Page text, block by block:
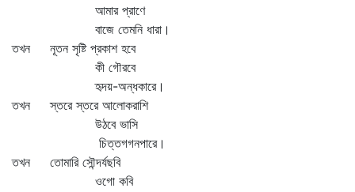
আমার প্রাণে
বাজে তেমনি ধারা।
তখন নূতন সৃষ্টি প্রকাশ হবে
কী গৌরবে
হৃদয়-অন্ধকারে।
তখন স্তরে স্তরে আলোকরাশি
উঠবে ভাসি
চিত্তগগনপারে।
তখন তোমারি সৌন্দর্যছবি
ওগো কবি